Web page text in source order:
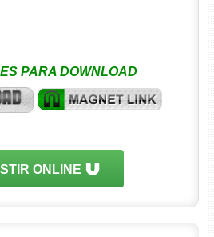
PARA DOWNLOAD
ONLINE